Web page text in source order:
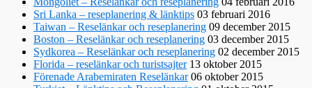
Sri Lanka – reseplanering & länktips 03 februari 2016
Taiwan – Reselänkar och reseplanering 09 december 2015
Boston – Reselänkar och reseplanering 03 december 2015
Sydkorea – Reselänkar och reseplanering 02 december 2015
Florida – reselänkar och turistsajter13 oktober 2015
Förenade Arabemiraten Reselänkar06 oktober 2015